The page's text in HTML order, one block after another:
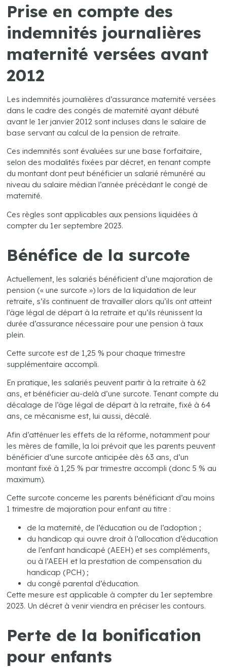
Prise en compte des
indemnités journalières
maternité versées avant
2012
Les indemnités journalières d’assurance maternité versées
dans le cadre des congés de maternité ayant débuté
avant le 1er janvier 2012 sont incluses dans le salaire de
base servant au calcul de la pension de retraite.
Ces indemnités sont évaluées sur une base forfaitaire,
selon des modalités fixées par décret, en tenant compte
du montant dont peut bénéficier un salarié rémunéré au
niveau du salaire médian l’année précédant le congé de
maternité.
Ces règles sont applicables aux pensions liquidées à
compter du 1er septembre 2023.
Bénéfice de la surcote
Actuellement, les salariés bénéficient d’une majoration de
pension (« une surcote ») lors de la liquidation de leur
retraite, s’ils continuent de travailler alors qu’ils ont atteint
l’âge légal de départ à la retraite et qu’ils réunissent la
durée d’assurance nécessaire pour une pension à taux
plein.
Cette surcote est de 1,25 % pour chaque trimestre
supplémentaire accompli.
En pratique, les salariés peuvent partir à la retraite à 62
ans, et bénéficier au-delà d’une surcote. Tenant compte du
décalage de l’âge légal de départ à la retraite, fixé à 64
ans, ce mécanisme est, lui aussi, décalé.
Afin d’atténuer les effets de la réforme, notamment pour
les mères de famille, la loi prévoit que les parents peuvent
bénéficier d’une surcote anticipée dès 63 ans, d’un
montant fixé à 1,25 % par trimestre accompli (donc 5 % au
maximum).
Cette surcote concerne les parents bénéficiant d’au moins
1 trimestre de majoration pour enfant au titre :
de la maternité, de l’éducation ou de l’adoption ;
du handicap qui ouvre droit à l’allocation d’éducation
de l’enfant handicapé (AEEH) et ses compléments,
ou à l’AEEH et la prestation de compensation du
handicap (PCH) ;
du congé parental d’éducation.
Cette mesure est applicable à compter du 1er septembre
2023. Un décret à venir viendra en préciser les contours.
Perte de la bonification
pour enfants